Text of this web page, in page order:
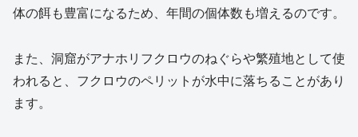
体の餌も豊富になるため、年間の個体数も増えるのです。
また、洞窟がアナホリフクロウのねぐらや繁殖地として使
われると、フクロウのペリットが水中に落ちることがあり
ます。